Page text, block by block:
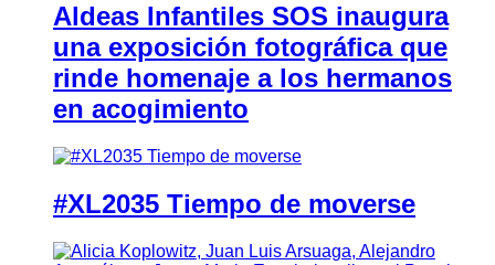
Aldeas Infantiles SOS inaugura
una exposición fotográfica que
rinde homenaje a los hermanos
en acogimiento
#XL2035 Tiempo de moverse